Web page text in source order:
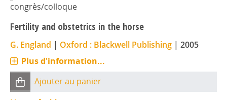
congrès/colloque
Fertility and obstetrics in the horse
G. England | Oxford : Blackwell Publishing | 2005
Plus d'information...
Ajouter au panier